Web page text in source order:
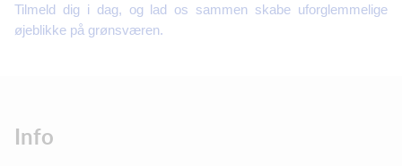
Tilmeld dig i dag, og lad os sammen skabe uforglemmelige
øjeblikke på grønsværen.
Info